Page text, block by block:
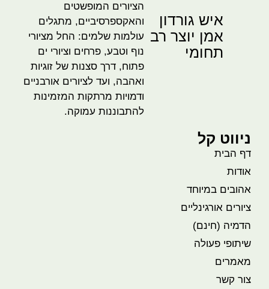
איש גורדון
אמן יוצר רב
תחומי
הציורים המופשטים
והאקספרסיביים, מתגלים
עולמות שלמים: החל מציורי
נוף וטבע, פרחים וציורי ים
פתוח, דרך סצנות של זוגיות
ואהבה, ועד לציורים אורבניים
ודמויות מרתקות המזמינות
להתבוננות עמוקה.
ניווט קל
דף הבית
אודות
אהובים במיוחד
ציורים אורגינליים
הדמיה (חינם)
שיתופי פעולה
מאמרים
צור קשר